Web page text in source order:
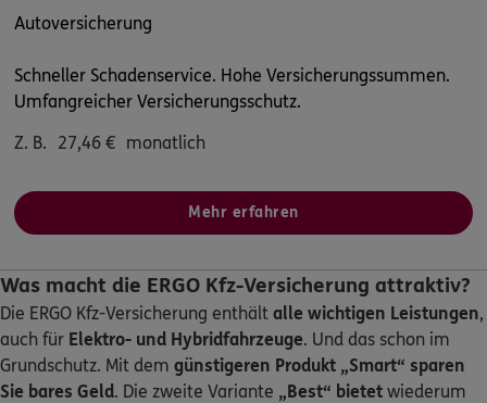
Max Budweg
18273
Homepage besuchen
Anke Weitendorf
Gleviner Str. 4,18273 Güstrow(33.5 km)
ERGO
Angelika Wilcken
Brüeler Str. 11 Warin(40.7 km)
Homepage besuchen
Autoversicherung
Schneller Schadenservice. Hohe Versicherungssummen.
Umfangreicher Versicherungsschutz.
Z. B.
27,46 € monatlich
Mehr erfahren
Was macht die ERGO Kfz-Versicherung attraktiv?
Die ERGO Kfz-Versicherung enthält alle wichtigen Leistungen,
auch für Elektro- und Hybridfahrzeuge. Und das schon im
Grundschutz. Mit dem günstigeren Produkt „Smart“ sparen
Sie bares Geld. Die zweite Variante „Best“ bietet wiederum